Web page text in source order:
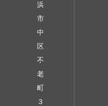
浜
市
中
区
不
老
町
３